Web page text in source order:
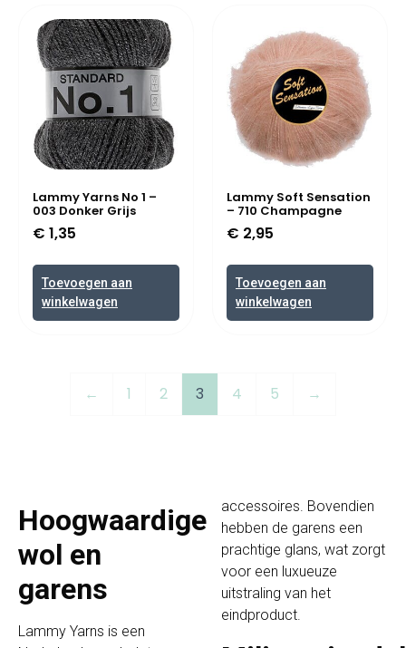
Lammy Yarns No 1 –
003 Donker Grijs
€ 1,35
Toevoegen aan
winkelwagen
Lammy Soft Sensation
– 710 Champagne
€ 2,95
Toevoegen aan
winkelwagen
← 1 2 3 4 5 →
Hoogwaardige
wol en
garens
Lammy Yarns is een
accessoires. Bovendien
hebben de garens een
prachtige glans, wat zorgt
voor een luxueuze
uitstraling van het
eindproduct.